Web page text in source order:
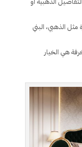
مثل الذهبي، البني
هي الخيار